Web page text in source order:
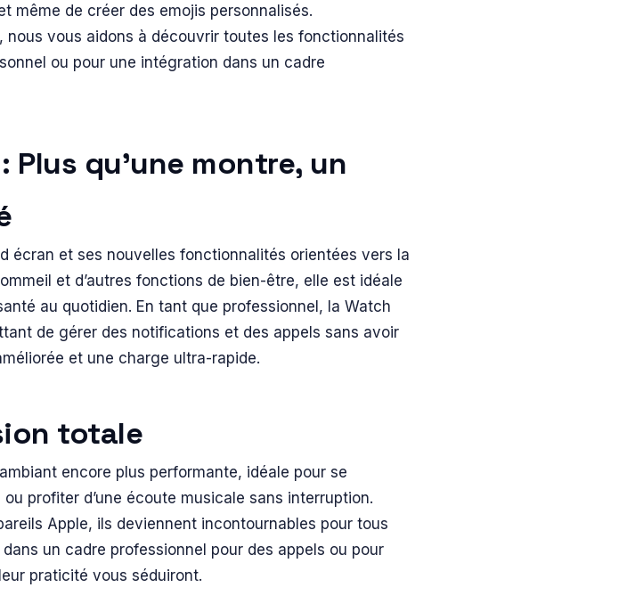
même de créer des emojis personnalisés.
nous vous aidons à découvrir toutes les fonctionnalités
ou pour une intégration dans un cadre
Plus qu’une montre, un
écran et ses nouvelles fonctionnalités orientées vers la
et d’autres fonctions de bien-être, elle est idéale
au quotidien. En tant que professionnel, la Watch
de gérer des notifications et des appels sans avoir
et une charge ultra-rapide.
totale
encore plus performante, idéale pour se
profiter d’une écoute musicale sans interruption.
Apple, ils deviennent incontournables pour tous
un cadre professionnel pour des appels ou pour
praticité vous séduiront.